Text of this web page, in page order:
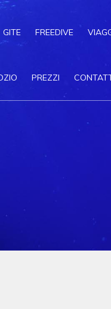
GITE FREEDIVE
PREZZI